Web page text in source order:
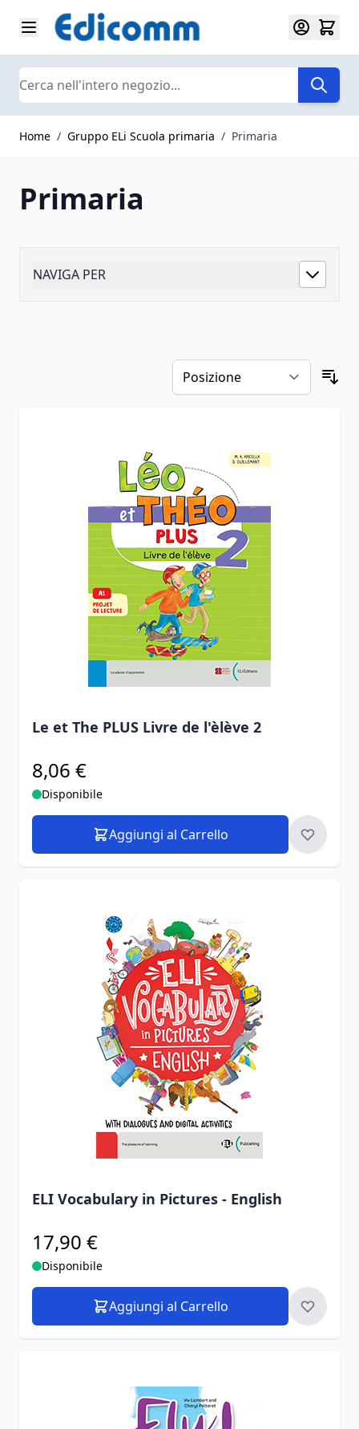
Salta al contenuto
Search
Home / Gruppo ELi Scuola primaria / Primaria
Primaria
NAVIGA PER
Le et The PLUS Livre de l'èlève 2
8,06 €
Disponibile
Aggiungi al Carrello
ELI Vocabulary in Pictures - English
17,90 €
Disponibile
Aggiungi al Carrello